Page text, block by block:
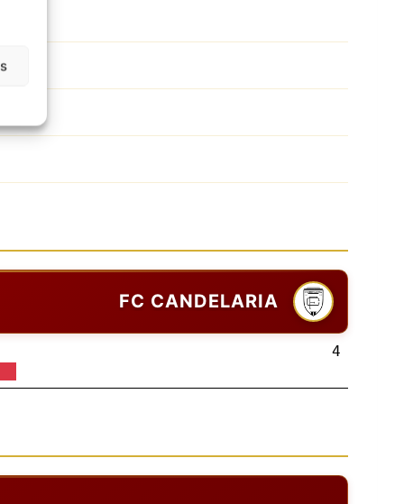
FC CANDELARIA
4